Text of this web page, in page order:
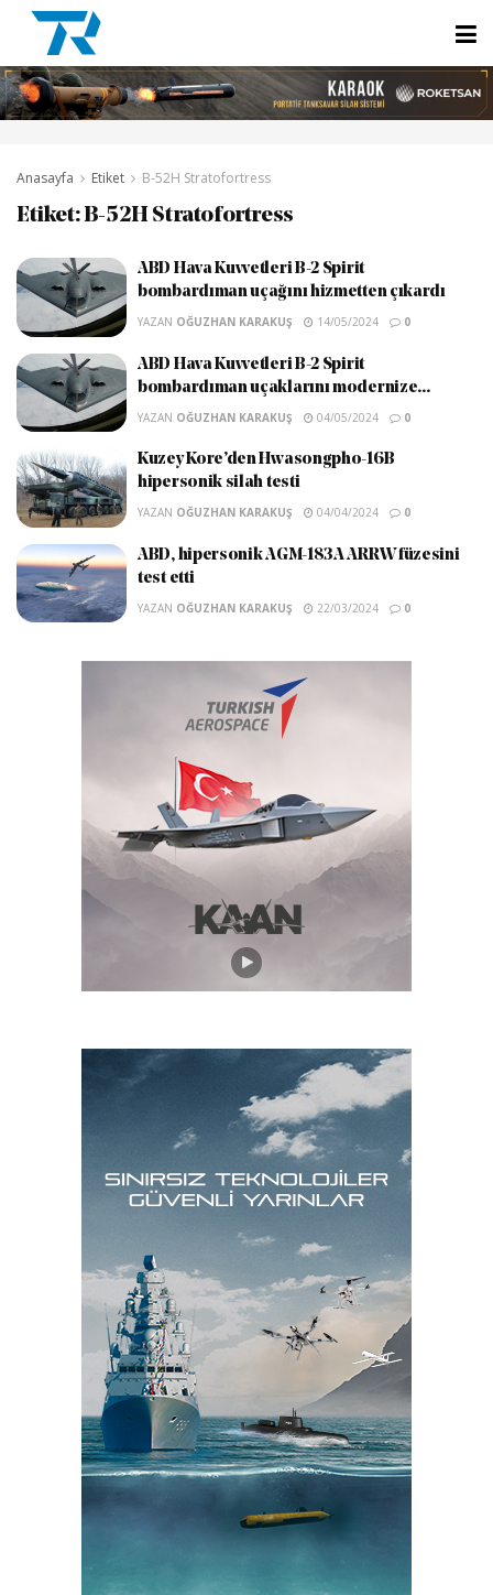
Anasayfa Etiket B-52H Stratofortress
Etiket:B-52H Stratofortress
ABD Hava Kuvvetleri B-2 Spirit
bombardıman uçağını hizmetten çıkardı
YAZAN OĞUZHAN KARAKUŞ 14/05/2024 0
ABD Hava Kuvvetleri B-2 Spirit
bombardıman uçaklarını modernize...
YAZAN OĞUZHAN KARAKUŞ 04/05/2024 0
Kuzey Kore’den Hwasongpho-16B
hipersonik silah testi
YAZAN OĞUZHAN KARAKUŞ 04/04/2024 0
ABD, hipersonik AGM-183A ARRW füzesini
test etti
YAZAN OĞUZHAN KARAKUŞ 22/03/2024 0